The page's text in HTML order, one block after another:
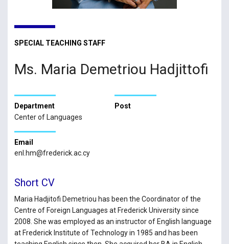
SPECIAL TEACHING STAFF
Ms. Maria Demetriou Hadjittofi
Department
Center of Languages
Post
Email
enl.hm@frederick.ac.cy
Short CV
Maria Hadjitofi Demetriou has been the Coordinator of the
Centre of Foreign Languages at Frederick University since
2008. She was employed as an instructor of English language
at Frederick Institute of Technology in 1985 and has been